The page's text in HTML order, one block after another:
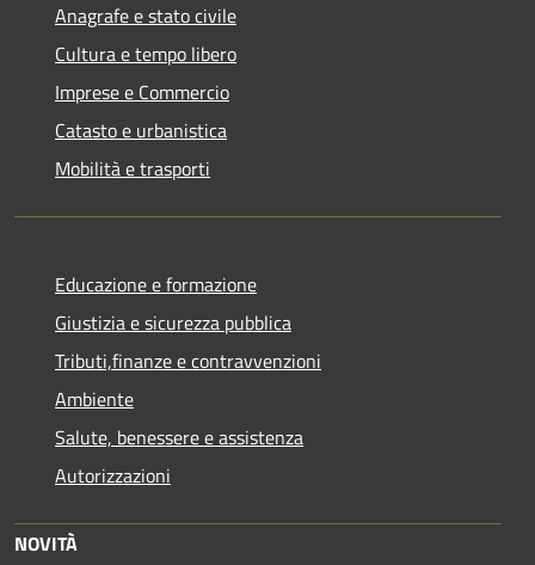
Anagrafe e stato civile
Cultura e tempo libero
Imprese e Commercio
Catasto e urbanistica
Mobilità e trasporti
Educazione e formazione
Giustizia e sicurezza pubblica
Tributi,finanze e contravvenzioni
Ambiente
Salute, benessere e assistenza
Autorizzazioni
NOVITÀ